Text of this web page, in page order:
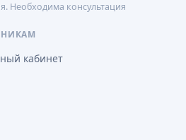
Необходима консультация
кабинет